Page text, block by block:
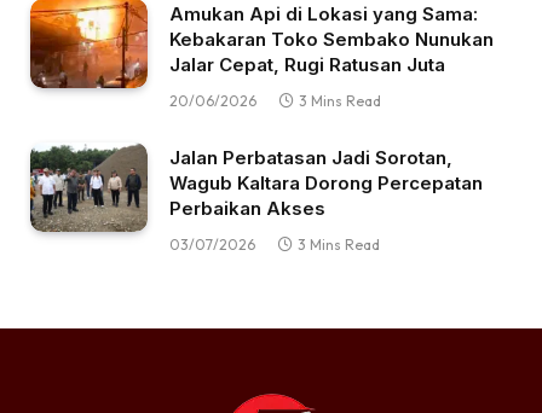
Amukan Api di Lokasi yang Sama:
Kebakaran Toko Sembako Nunukan
Jalar Cepat, Rugi Ratusan Juta
20/06/2026 3 Mins Read
Jalan Perbatasan Jadi Sorotan,
Wagub Kaltara Dorong Percepatan
Perbaikan Akses
03/07/2026 3 Mins Read